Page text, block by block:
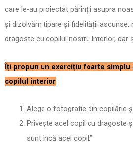
care le-au proiectat părinții asupra
și dizolvăm tipare și fidelității ascunse,
dragoste cu copilul nostru interior, dar
Îți propun un exercițiu foarte simplu
copilul interior
Alege o fotografie din copilărie
Privește acel copil cu dragoste
sunt încă acel copil.”